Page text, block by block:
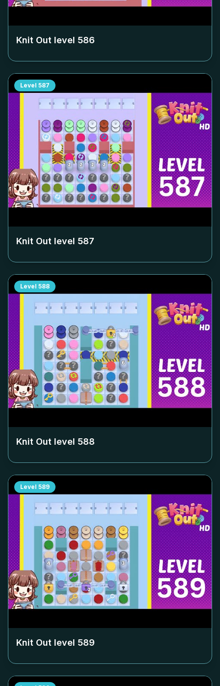
Knit Out level 586
Level 587
Knit Out level 587
Level 588
Knit Out level 588
Level 589
Knit Out level 589